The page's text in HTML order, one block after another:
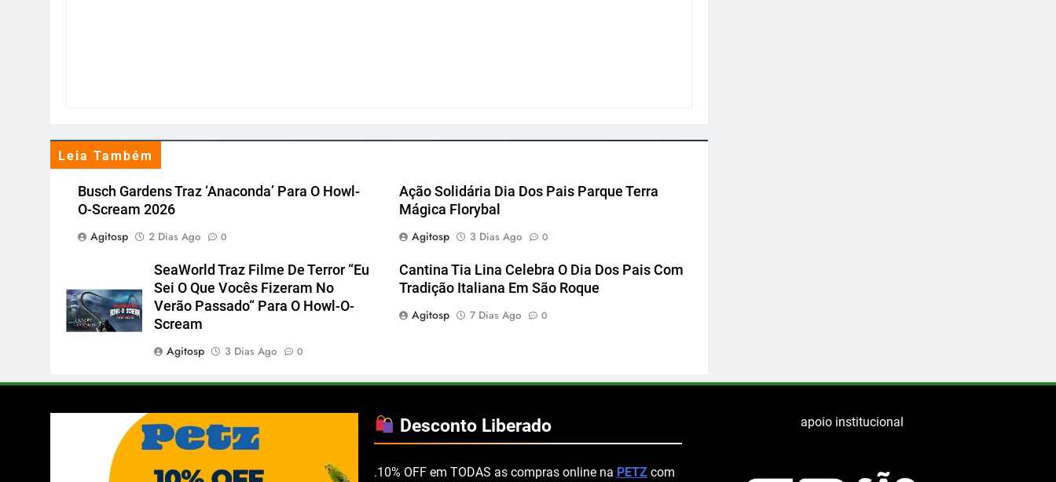
Leia Também
Busch Gardens Traz ‘Anaconda’ Para O Howl-
O-Scream 2026
Agitosp
2 Dias Ago 0
Ação Solidária Dia Dos Pais Parque Terra
Mágica Florybal
Agitosp
3 Dias Ago 0
SeaWorld Traz Filme De Terror “Eu
Sei O Que Vocês Fizeram No
Verão Passado“ Para O Howl-O-
Scream
Agitosp
3 Dias Ago 0
Cantina Tia Lina Celebra O Dia Dos Pais Com
Tradição Italiana Em São Roque
Agitosp
7 Dias Ago 0
Desconto Liberado
.10% OFF em TODAS as compras online na PETZ com
apoio institucional